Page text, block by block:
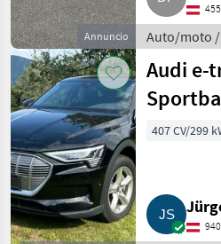
Annuncio
Auto/moto /
Berline
Audi e-
407 CV/299